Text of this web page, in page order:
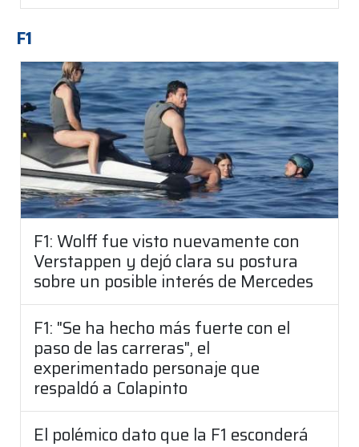
F1
F1: Wolff fue visto nuevamente con
Verstappen y dejó clara su postura
sobre un posible interés de Mercedes
F1: "Se ha hecho más fuerte con el
paso de las carreras", el
experimentado personaje que
respaldó a Colapinto
El polémico dato que la F1 esconderá